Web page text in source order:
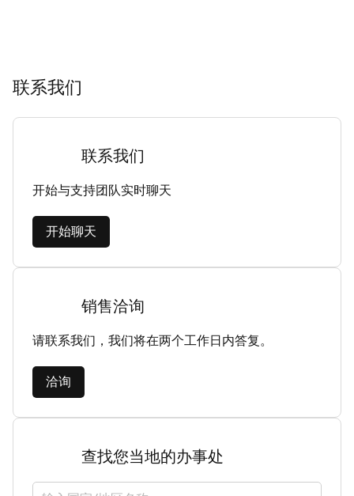
联系我们
联系我们
开始与支持团队实时聊天
开始聊天
销售洽询
请联系我们，我们将在两个工作日内答复。
洽询
查找您当地的办事处
选择国家/地区